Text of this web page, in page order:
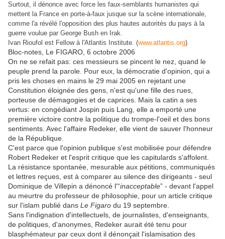
Surtout, il dénonce avec force les faux-semblants humanistes qui
mettent la France en porte-à-faux jusque sur la scène internationale,
comme l'a révélé l'opposition des plus hautes autorités du pays à la
guerre voulue par George Bush en Irak.
Ivan Rioufol est Fellow à l'Atlantis Institute. (www.atlantis.org)
Bloc-notes, Le FIGARO, 6 octobre 2006
On ne se refait pas: ces messieurs se pincent le nez, quand le
peuple prend la parole. Pour eux, la démocratie d'opinion, qui a
pris les choses en mains le 29 mai 2005 en rejetant une
Constitution éloignée des gens, n'est qu'une fille des rues,
porteuse de démagogies et de caprices. Mais la catin a ses
vertus: en congédiant Jospin puis Lang, elle a emporté une
première victoire contre la politique du trompe-l'oeil et des bons
sentiments. Avec l'affaire Redeker, elle vient de sauver l'honneur
de la République.
C'est parce que l'opinion publique s'est mobilisée pour défendre
Robert Redeker et l'esprit critique que les capitulards s'affolent.
La résistance spontanée, mesurable aux pétitions, communiqués
et lettres reçues, est à comparer au silence des dirigeants - seul
Dominique de Villepin a dénoncé l'“inacceptable” - devant l'appel
au meurtre du professeur de philosophie, pour un article critique
sur l'islam publié dans Le Figaro du 19 septembre.
Sans l'indignation d'intellectuels, de journalistes, d'enseignants,
de politiques, d'anonymes, Redeker aurait été tenu pour
blasphémateur par ceux dont il dénonçait l'islamisation des